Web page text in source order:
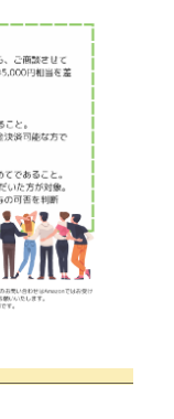
＿＿＿＿＿＿＿＿